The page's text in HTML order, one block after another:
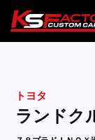
サービス
トヨタ
ランドク